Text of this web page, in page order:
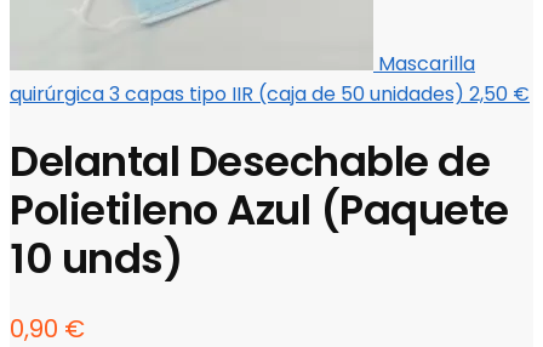
Mascarilla
quirúrgica 3 capas tipo IIR (caja de 50 unidades) 2,50 €
Delantal Desechable de
Polietileno Azul (Paquete
10 unds)
0,90 €